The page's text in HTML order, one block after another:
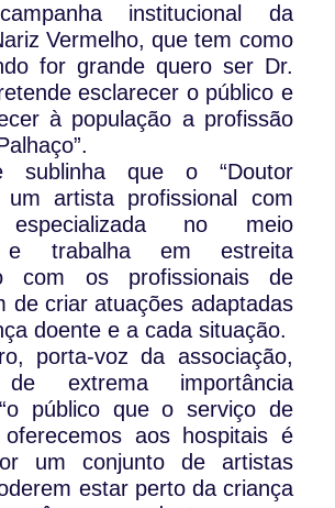
institucional da
Vermelho, que tem como
for grande quero ser Dr.
esclarecer o público e
à população a profissão
sublinha que o “Doutor
um artista profissional com
especializada no meio
e trabalha em estreita
com os profissionais de
de criar atuações adaptadas
doente e a cada situação.
porta-voz da associação,
de extrema importância
público que o serviço de
aos hospitais é
um conjunto de artistas
estar perto da criança